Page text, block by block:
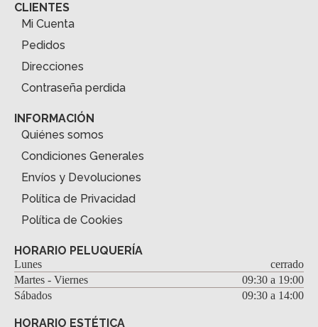
CLIENTES
Mi Cuenta
Pedidos
Direcciones
Contraseña perdida
INFORMACIÓN
Quiénes somos
Condiciones Generales
Envíos y Devoluciones
Política de Privacidad
Política de Cookies
HORARIO PELUQUERÍA
Lunes
cerrado
Martes - Viernes
09:30 a 19:00
Sábados
09:30 a 14:00
HORARIO ESTÉTICA